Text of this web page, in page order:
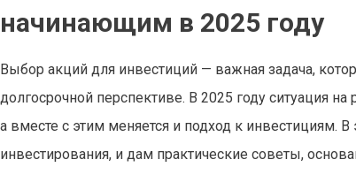
начинающим в 2025 году
Выбор акций для инвестиций — важная задача,
долгосрочной перспективе. В 2025 году ситуация
а вместе с этим меняется и подход к инвестициям.
инвестирования, и дам практические советы,